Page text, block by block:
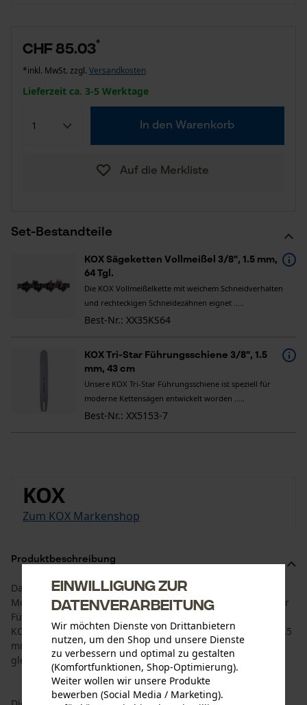
Set-Bestandteile
KOX Sägeketten Vollmeißel 3/8", 1.5 mm,
64 Tgl.
Die KOX Vollmeißelkette mit weichem Schneidverhalten
und rechteckigen Schneidezähnen eignet .....
Best-Nr.: XX35KS64
KOX Tri-Star Führungsschiene 3/8", 1.5
mm, 43 cm
Unsere KOX Tri-Star Führungsschiene ist speziell für
moderne Kettensägen entwickelt worden .....
Best-Nr.: XX5153-7
CHF 85.03*
*inkl. MwSt. zzgl. Versandkosten
Lieferzeit ca. 3-5 Werktage
In den Warenkorb
Auf die Merkliste
KOX
Zum KOX Markenshop
Produktbeschreibung
Das Set ist auf die Standzeit von Schiene und
Motorsägenkette angepasst. Es besteht aus der KOX Tri-Star
Führungsschiene mit einer Schnittlänge von 43 cm und 4
KOX Vollmeißel Sägeketten mit einer Treibgliedbreite von 1.5
mm und 3/8” Teilung. So habe Sie die passende Ersatzkette
gleich zur Hand.
Einwilligung zur
Datenverarbeitung
Wir möchten Dienste von Drittanbietern
nutzen, um den Shop und unsere Dienste
zu verbessern und optimal zu gestalten
(Komfortfunktionen, Shop-Optimierung).
Weiter wollen wir unsere Produkte
bewerben (Social Media / Marketing).